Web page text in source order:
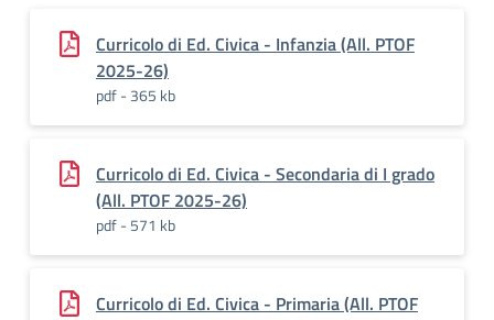
Curricolo di Ed. Civica - Infanzia (All. PTOF
2025-26)
pdf - 365 kb
Curricolo di Ed. Civica - Secondaria di I grado
(All. PTOF 2025-26)
pdf - 571 kb
Curricolo di Ed. Civica - Primaria (All. PTOF